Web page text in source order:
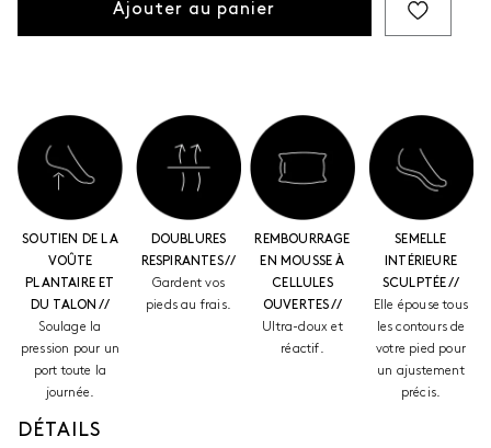
Ajouter au panier
SOUTIEN DE LA
VOÛTE
PLANTAIRE ET
DU TALON //
Soulage la
pression pour un
port toute la
journée.
DOUBLURES
RESPIRANTES //
Gardent vos
pieds au frais.
REMBOURRAGE
EN MOUSSE À
CELLULES
OUVERTES //
Ultra-doux et
réactif.
SEMELLE
INTÉRIEURE
SCULPTÉE //
Elle épouse tous
les contours de
votre pied pour
un ajustement
précis.
DÉTAILS